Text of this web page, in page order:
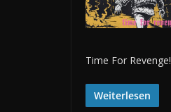
Time For Revenge!
Weiterlesen